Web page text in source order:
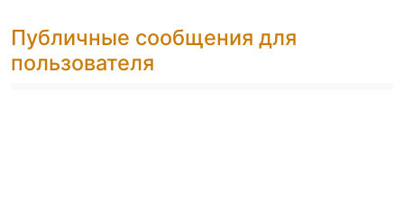
Публичные сообщения для
пользователя